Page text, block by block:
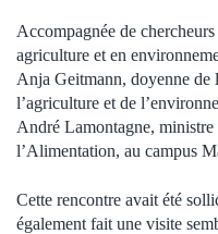
Accompagnée de
agriculture et en
Anja Geitmann, doyenne de
l’agriculture et de
André Lamontagne, ministre
l’Alimentation, au campus
Cette rencontre avait été
également fait une visite